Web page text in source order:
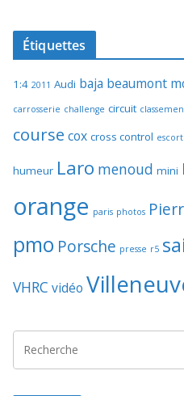
Étiquettes
1:4 2011 Audi baja beaumont
carrosserie challenge circuit
course cox cross control escort
humeur Laro menoud mini
orange paris photos
pmo Porsche presse r5
VHRC vidéo